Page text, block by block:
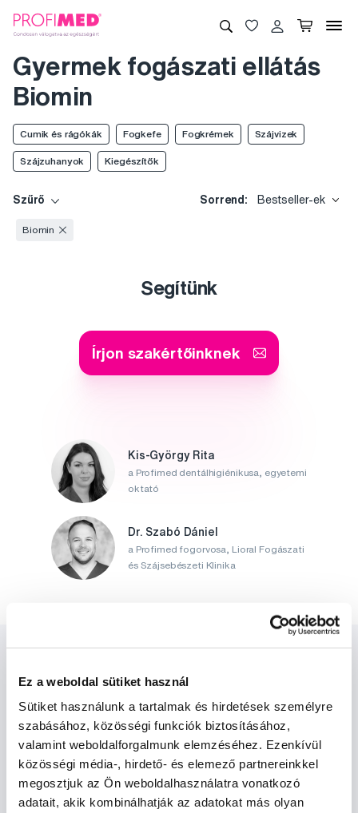
Ez a weboldal sütiket használ
Sütiket használunk a tartalmak és hirdetések személyre
szabásához, közösségi funkciók biztosításához,
valamint weboldalforgalmunk elemzéséhez. Ezenkívül
közösségi média-, hirdető- és elemező partnereinkkel
megosztjuk az Ön weboldalhasználatra vonatkozó
adatait, akik kombinálhatják az adatokat más olyan
Gyermek fogászati ellátás
Biomin
Cumik és rágókák Fogkefe Fogkrémek Szájvizek
Szájzuhanyok Kiegészítők
Szűrő Sorrend: Bestseller-ek
Biomin
Segítünk
Írjon szakértőinknek
Kis-György Rita
a Profimed dentálhigiénikusa, egyetemi
oktató
Dr. Szabó Dániel
a Profimed fogorvosa, Lioral Fogászati
és Szájsebészeti Klinika
Hírek és ajánlatok
Iratkozz fel